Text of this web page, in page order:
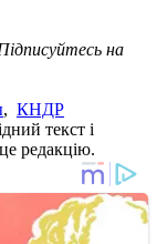
на
, КНДР
текст і
редакцію.